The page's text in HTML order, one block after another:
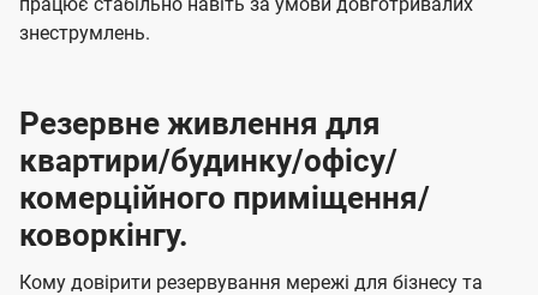
знеструмлень.
Резервне живлення для
квартири/будинку/офісу/
комерційного приміщення/
коворкінгу.
Кому довірити резервування мережі для бізнесу та